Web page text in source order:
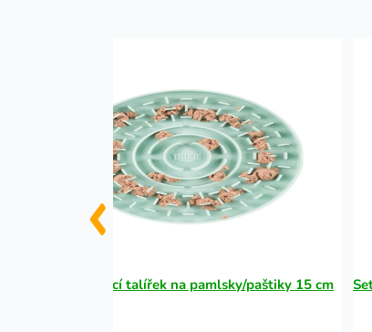
JUNIOR lízací talířek na pamlsky/paštiky 15 cm